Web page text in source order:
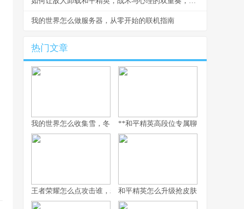
我的世界怎么做服务器，从零开始的联机指南
热门文章
我的世界怎么收集雪，冬日生存的艺术**和平精英高段位专属聊天：无声战场
王者荣耀怎么点攻击谁，精准操作背后的博弈艺术，副标题，从本
和平精英怎么升级抢皮肤，高效进阶全